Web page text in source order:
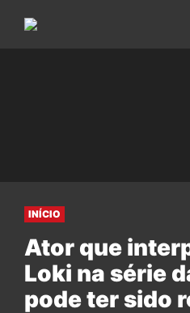
INÍCIO
Ator que
Loki na série
pode ter sido